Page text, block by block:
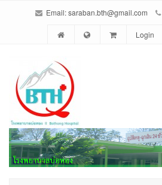
Email: saraban.bth@gmail.com
Login